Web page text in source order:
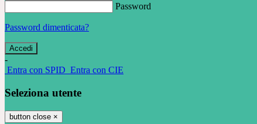
Password
Password dimenticata?
-
Entra con SPID Entra con CIE
Seleziona utente
button close ×